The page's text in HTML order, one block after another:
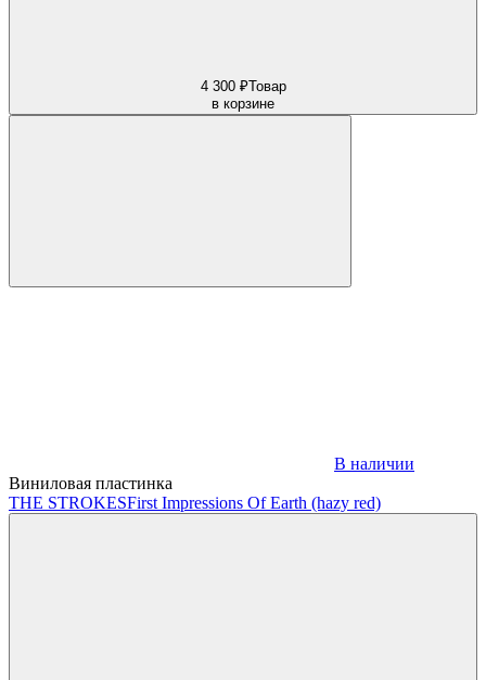
4 300 ₽Товар
в корзине
В наличии
Виниловая пластинка
THE STROKESFirst Impressions Of Earth (hazy red)